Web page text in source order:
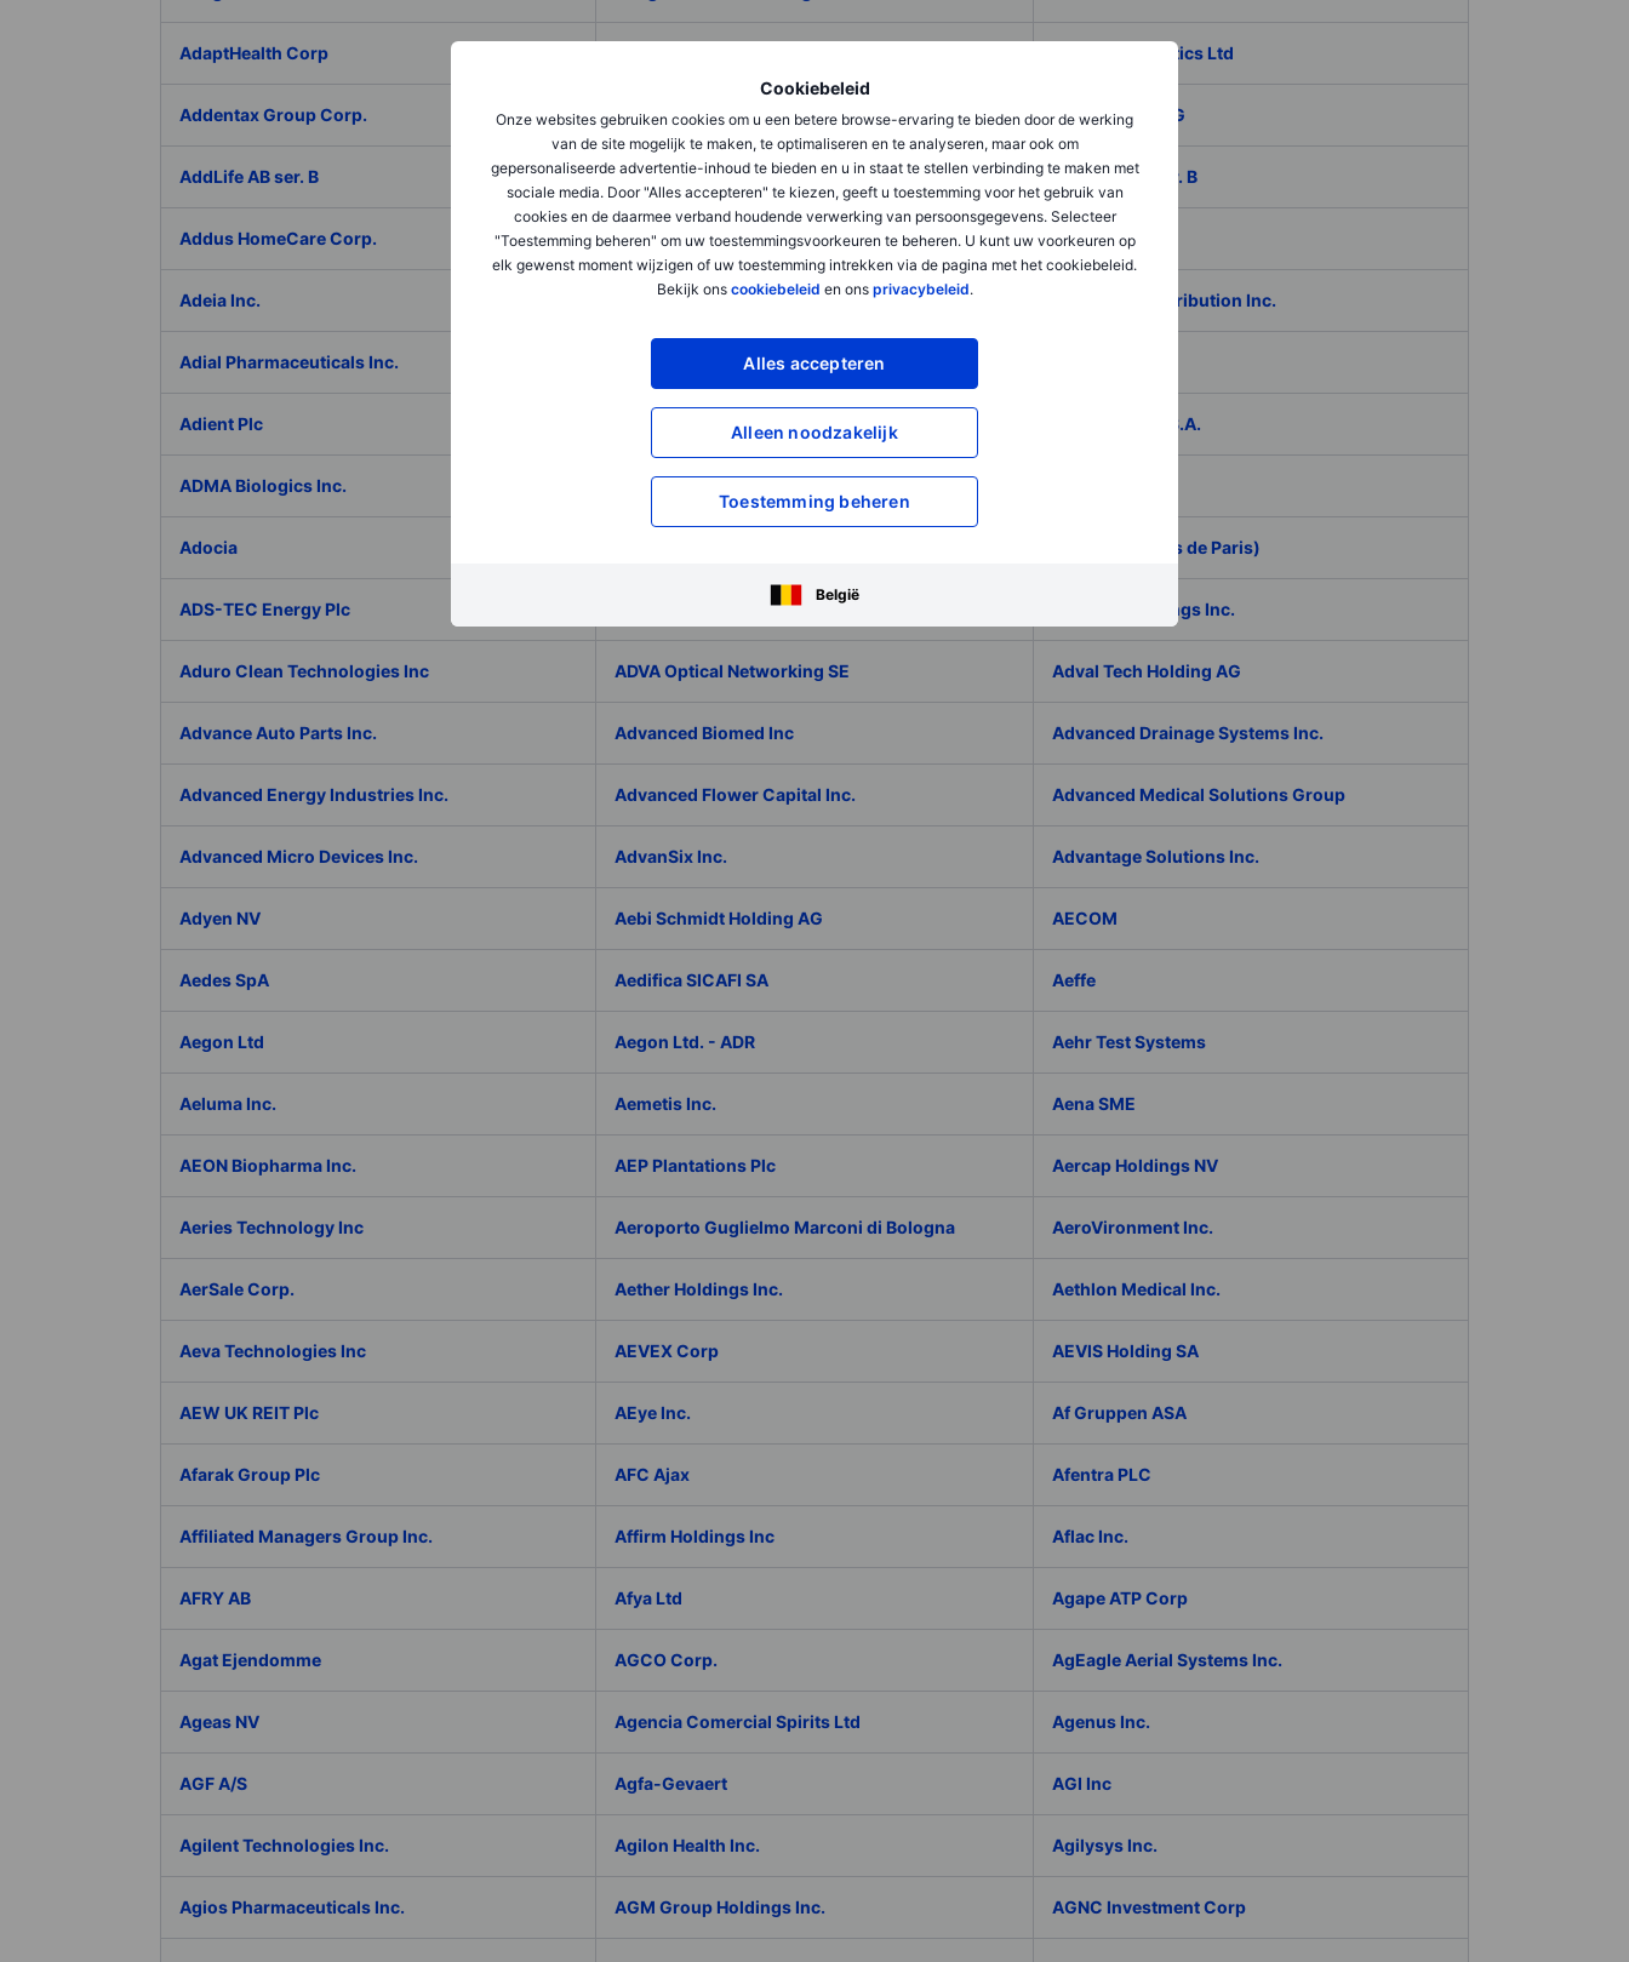
Cookiebeleid
Onze websites gebruiken cookies om u een betere browse-ervaring te bieden door de werking
van de site mogelijk te maken, te optimaliseren en te analyseren, maar ook om
gepersonaliseerde advertentie-inhoud te bieden en u in staat te stellen verbinding te maken met
sociale media. Door "Alles accepteren" te kiezen, geeft u toestemming voor het gebruik van
cookies en de daarmee verband houdende verwerking van persoonsgegevens. Selecteer
"Toestemming beheren" om uw toestemmingsvoorkeuren te beheren. U kunt uw voorkeuren op
elk gewenst moment wijzigen of uw toestemming intrekken via de pagina met het cookiebeleid.
Bekijk ons cookiebeleid en ons privacybeleid.
Alles accepteren
Alleen noodzakelijk
Toestemming beheren
België
AdaptHealth Corp ADC Therapeutics Ltd
Addentax Group Corp. Addex Pharmaceuticals SA Addiko Bank AG
AddLife AB ser. B AddNode Group AB ser. B Addtech AB ser. B
Addus HomeCare Corp. Adecco Group Inc. Adecoagro SA
Adeia Inc. adesso K AG ADI Global Distribution Inc.
Adial Pharmaceuticals Inc.
Adient Plc Adlai Nortye Limited - ADR ADLER Group S.A.
ADMA Biologics Inc. Admiral Group Plc
Adocia ADP (Aeroports de Paris)
ADS-TEC Energy Plc ADTRAN Holdings Inc.
Aduro Clean Technologies Inc ADVA Optical Networking SE Adval Tech Holding AG
Advance Auto Parts Inc. Advanced Biomed Inc Advanced Drainage Systems Inc.
Advanced Energy Industries Inc. Advanced Flower Capital Inc. Advanced Medical Solutions Group
Advanced Micro Devices Inc. AdvanSix Inc. Advantage Solutions Inc.
Adyen NV Aebi Schmidt Holding AG AECOM
Aedes SpA Aedifica SICAFI SA Aeffe
Aegon Ltd Aegon Ltd. - ADR Aehr Test Systems
Aeluma Inc. Aemetis Inc. Aena SME
AEON Biopharma Inc. AEP Plantations Plc Aercap Holdings NV
Aeries Technology Inc Aeroporto Guglielmo Marconi di Bologna AeroVironment Inc.
AerSale Corp. Aether Holdings Inc. Aethlon Medical Inc.
Aeva Technologies Inc AEVEX Corp AEVIS Holding SA
AEW UK REIT Plc AEye Inc. Af Gruppen ASA
Afarak Group Plc AFC Ajax Afentra PLC
Affiliated Managers Group Inc. Affirm Holdings Inc Aflac Inc.
AFRY AB Afya Ltd Agape ATP Corp
Agat Ejendomme AGCO Corp. AgEagle Aerial Systems Inc.
Ageas NV Agencia Comercial Spirits Ltd Agenus Inc.
AGF A/S Agfa-Gevaert AGI Inc
Agilent Technologies Inc. Agilon Health Inc. Agilysys Inc.
Agios Pharmaceuticals Inc. AGM Group Holdings Inc. AGNC Investment Corp